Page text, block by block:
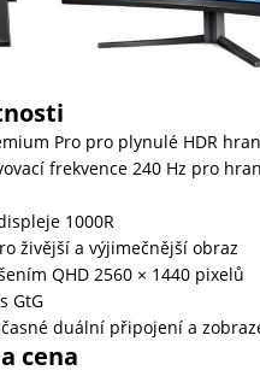
Pro pro plynulé HDR
frekvence 240 Hz pro
1000R
živější a výjimečnější obraz
QHD 2560 × 1440 pixelů
GtG
duální připojení a
cena